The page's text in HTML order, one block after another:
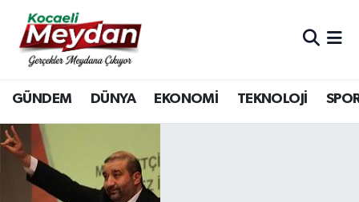
GÜNDEM DÜNYA EKONOMİ TEKNOLOJİ
Nöbetçi Eczaneler
Hava Durumu
Trafik Durumu
Süper Lig Puan Durumu ve Fikstür